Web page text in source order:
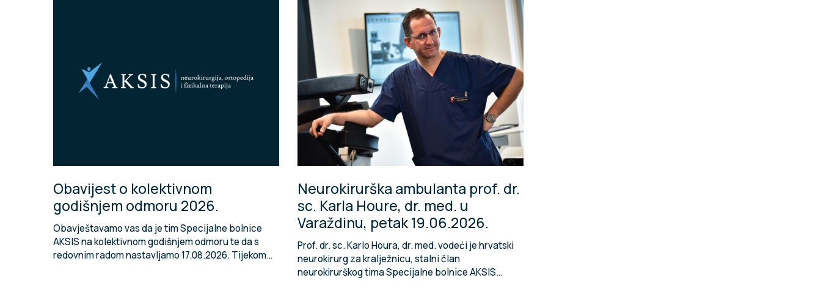
Obavijest o kolektivnom
godišnjem odmoru 2026.
Obavještavamo vas da je tim Specijalne bolnice
AKSIS na kolektivnom godišnjem odmoru te da s
redovnim radom nastavljamo 17.08.2026. Tijekom…
Neurokirurška ambulanta prof. dr.
sc. Karla Houre, dr. med. u
Varaždinu, petak 19.06.2026.
Prof. dr. sc. Karlo Houra, dr. med. vodeći je hrvatski
neurokirurg za kralježnicu, stalni član
neurokirurškog tima Specijalne bolnice AKSIS…